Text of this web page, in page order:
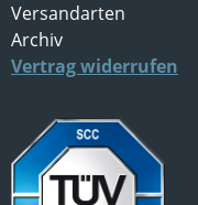
Versandarten
Archiv
Vertrag widerrufen